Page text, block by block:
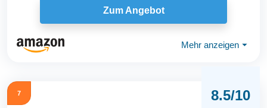
Zum Angebot
Mehr anzeigen ⏷
7 8.5/10